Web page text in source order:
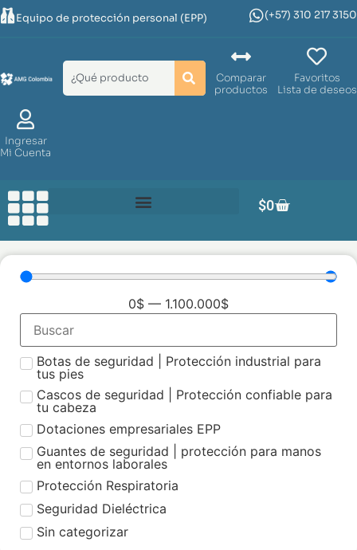
Equipo de protección personal (EPP) (+57) 310 217 3150
Comparar
productos
Favoritos
Lista de deseos
Ingresar
Mi Cuenta
$0
0$ — 1.100.000$
Botas de seguridad | Protección industrial para
tus pies
Cascos de seguridad | Protección confiable para
tu cabeza
Dotaciones empresariales EPP
Guantes de seguridad | protección para manos
en entornos laborales
Protección Respiratoria
Seguridad Dieléctrica
Sin categorizar